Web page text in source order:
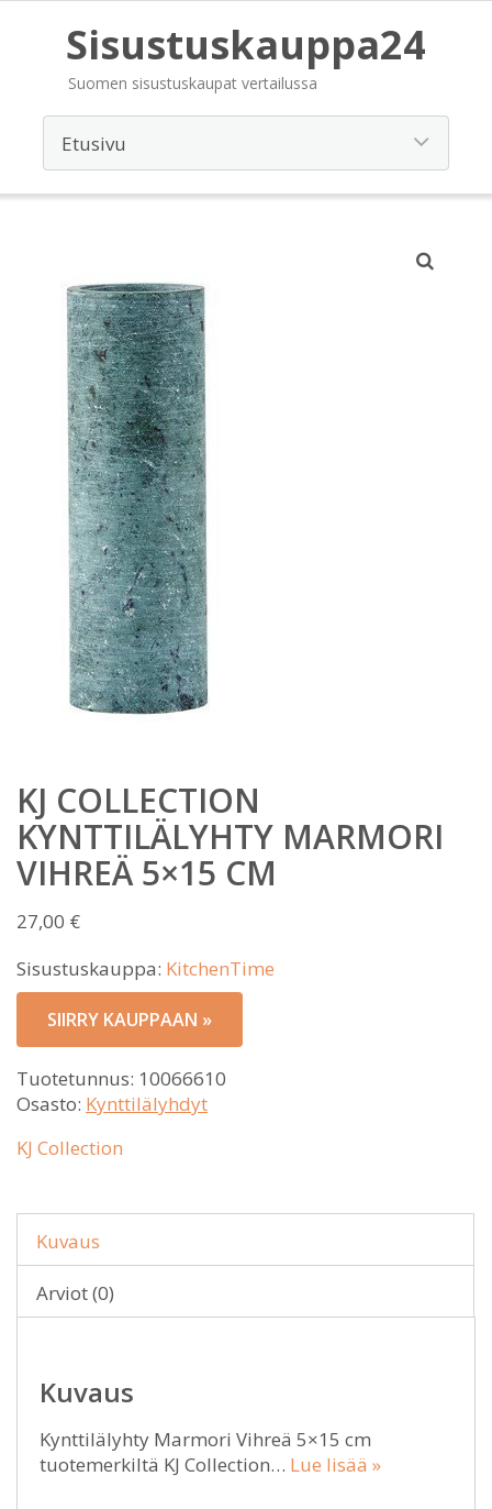
Sisustuskauppa24
Suomen sisustuskaupat vertailussa
KJ COLLECTION
KYNTTILÄLYHTY MARMORI
VIHREÄ 5×15 CM
27,00 €
Sisustuskauppa: KitchenTime
SIIRRY KAUPPAAN »
Tuotetunnus: 10066610
Osasto: Kynttilälyhdyt
KJ Collection
Kuvaus
Arviot (0)
Kuvaus
Kynttilälyhty Marmori Vihreä 5×15 cm
tuotemerkiltä KJ Collection… Lue lisää »